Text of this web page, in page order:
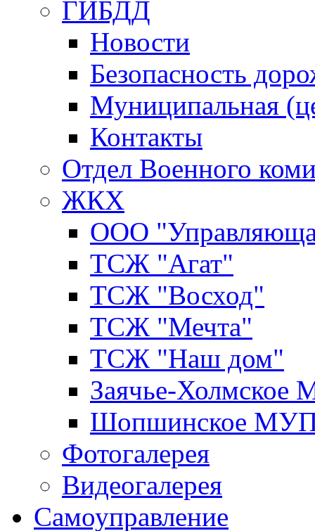
ГИБДД
Новости
Безопасность
Муниципальная
Контакты
Отдел Военного
ЖКХ
ООО
ТСЖ "Агат"
ТСЖ "Восход"
ТСЖ "Мечта"
ТСЖ "Наш дом"
Заячье-
Шопшинское
Фотогалерея
Видеогалерея
Самоуправление